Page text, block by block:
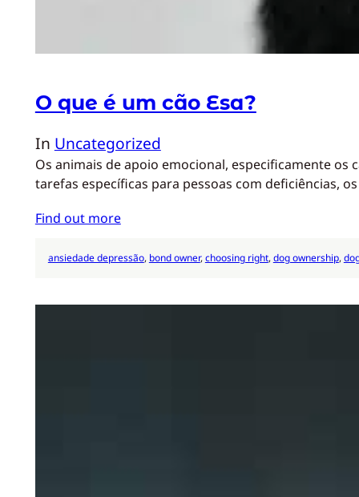
O que é um cão Esa?
In Uncategorized
Os animais de apoio emocional, especificamente
tarefas específicas para pessoas com deficiências,
Find out more
ansiedade depressão, bond owner, choosing right, dog ownership,